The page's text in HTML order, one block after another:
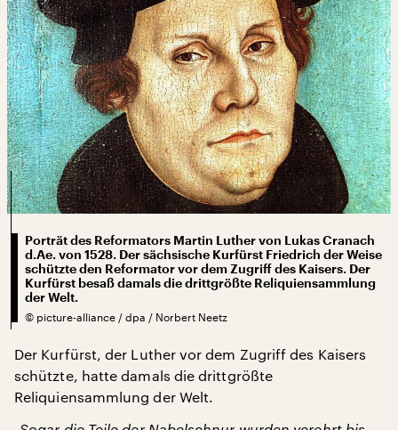
Porträt des Reformators Martin Luther von Lukas Cranach
d.Ae. von 1528. Der sächsische Kurfürst Friedrich der Weise
schützte den Reformator vor dem Zugriff des Kaisers. Der
Kurfürst besaß damals die drittgrößte Reliquiensammlung
der Welt.
© picture-alliance / dpa / Norbert Neetz
Der Kurfürst, der Luther vor dem Zugriff des Kaisers
schützte, hatte damals die drittgrößte
Reliquiensammlung der Welt.